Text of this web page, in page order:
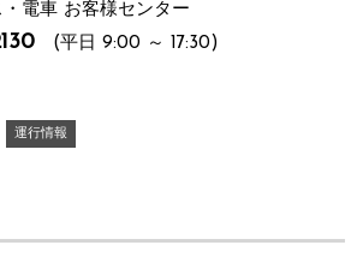
電車 お客様センター
(平日 9:00 ～ 17:30)
運行情報